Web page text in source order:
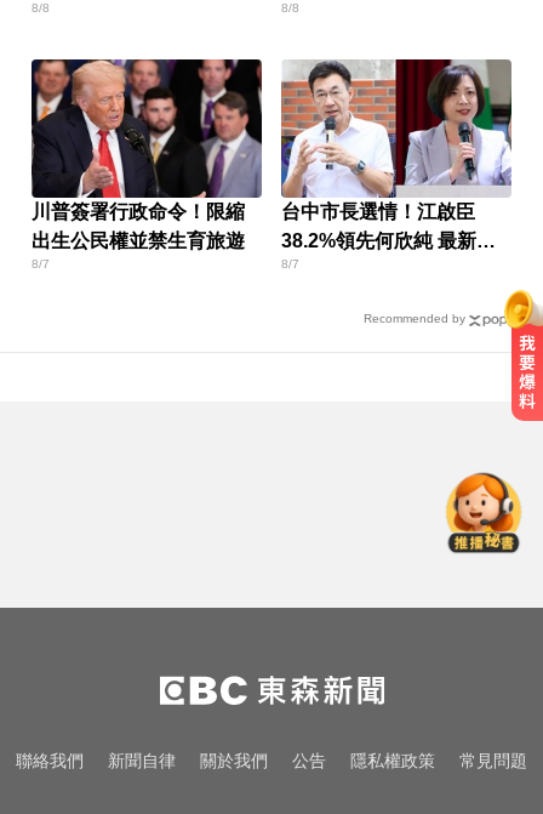
8/8
從嚴
8/8
川普簽署行政命令！限縮
出生公民權並禁生育旅遊
8/7
台中市長選情！江啟臣
38.2%領先何欣純 最新民
調曝
8/7
Recommended by
事長撤出經營層
隔夜菜藏致命危機？醫揭預防食物
中毒關鍵
總統：勞工是經濟進步幕後英雄 盼
聯絡我們 新聞自律 關於我們 公告 隱私權政策 常見問題